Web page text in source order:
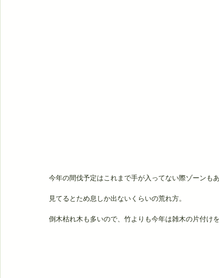
今年の間伐予定はこれまで手が入ってない際ゾーンもあ
見てるとため息しか出ないくらいの荒れ方。
倒木枯れ木も多いので、竹よりも今年は雑木の片付け